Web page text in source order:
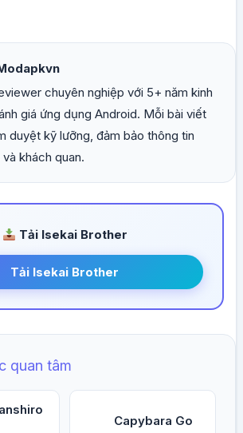
chuyên nghiệp với 5+ năm kinh
giá ứng dụng Android. Mỗi bài viết
duyệt kỹ lưỡng, đảm bảo thông tin
khách quan.
Tải Isekai Brother
Tải Isekai Brother
quan tâm
Capybara Go